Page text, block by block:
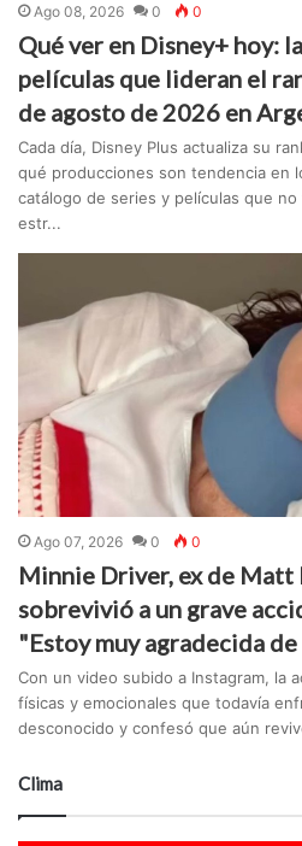
Ago 08, 2026 0 0
Qué ver en Disney+ hoy:
películas que lideran el
de agosto de 2026 en
Cada día, Disney Plus actualiza su
qué producciones son tendencia en
catálogo de series y películas que
estr...
Ago 07, 2026 0 0
Minnie Driver, ex de Matt
sobrevivió a un grave
"Estoy muy agradecida
Con un video subido a Instagram, la
físicas y emocionales que todavía
desconocido y confesó que aún
Clima